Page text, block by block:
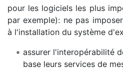
pour les logiciels les plus
par exemple): ne pas
à l'installation du système
assurer l'interopérabilité
base leurs services de